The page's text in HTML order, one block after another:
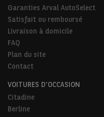
Garanties Arval AutoSelect
Satisfait ou remboursé
Livraison à domicile
FAQ
Plan du site
Contact
VOITURES D'OCCASION
Citadine
Berline